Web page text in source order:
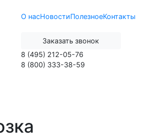
О насНовостиПолезноеКонтакты
Заказать звонок
8 (495) 212-05-76
8 (800) 333-38-59